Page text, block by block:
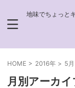
地味でちょっと
HOME > 2016年 > 5月
月別アーカイ